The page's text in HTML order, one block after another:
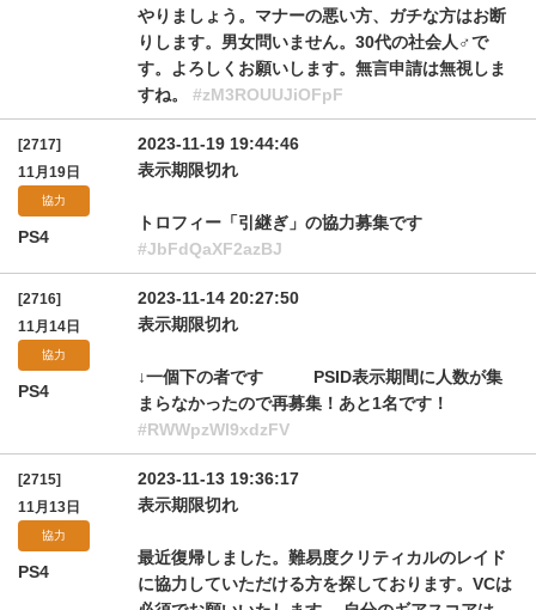
やりましょう。マナーの悪い方、ガチな方はお断
りします。男女問いません。30代の社会人♂で
す。よろしくお願いします。無言申請は無視しま
すね。 #zM3ROUUJiOFpF
[2717]
11月19日
協力
PS4
2023-11-19 19:44:46
表示期限切れ
トロフィー「引継ぎ」の協力募集です
#JbFdQaXF2azBJ
[2716]
11月14日
協力
PS4
2023-11-14 20:27:50
表示期限切れ
↓一個下の者です PSID表示期間に人数が集
まらなかったので再募集！あと1名です！
#RWWpzWl9xdzFV
[2715]
11月13日
協力
PS4
2023-11-13 19:36:17
表示期限切れ
最近復帰しました。難易度クリティカルのレイド
に協力していただける方を探しております。VCは